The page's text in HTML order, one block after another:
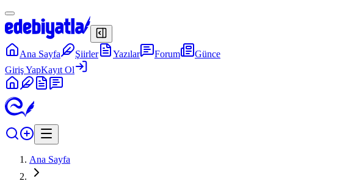
Ana Sayfa Şiirler Yazılar Forum
Günce
Giriş YapKayıt Ol
Ana Sayfa